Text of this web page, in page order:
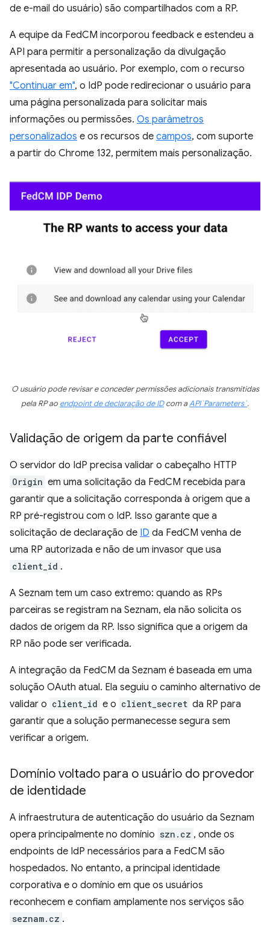
de e-mail do usuário) são compartilhados com a RP.
A equipe da FedCM incorporou feedback e estendeu a
API para permitir a personalização da divulgação
apresentada ao usuário. Por exemplo, com o recurso
"Continuar em", o IdP pode redirecionar o usuário para
uma página personalizada para solicitar mais
informações ou permissões. Os parâmetros
personalizados e os recursos de campos, com suporte
a partir do Chrome 132, permitem mais personalização.
O usuário pode revisar e conceder permissões adicionais transmitidas
pela RP ao endpoint de declaração de IDcom aAPI`Parameters`.
Validação de origem da parte confiável
O servidor do IdP precisa validar o cabeçalho HTTP
Origin em uma solicitação da FedCM recebida para
garantir que a solicitação corresponda à origem que a
RP pré-registrou com o IdP. Isso garante que a
solicitação de declaração de ID da FedCM venha de
uma RP autorizada e não de um invasor que usa
client_id .
A Seznam tem um caso extremo: quando as RPs
parceiras se registram na Seznam, ela não solicita os
dados de origem da RP. Isso significa que a origem da
RP não pode ser verificada.
A integração da FedCM da Seznam é baseada em uma
solução OAuth atual. Ela seguiu o caminho alternativo de
validar o client_id e o client_secret da RP para
garantir que a solução permanecesse segura sem
verificar a origem.
Domínio voltado para o usuário do provedor
de identidade
A infraestrutura de autenticação do usuário da Seznam
opera principalmente no domínio szn.cz , onde os
endpoints de IdP necessários para a FedCM são
hospedados. No entanto, a principal identidade
corporativa e o domínio em que os usuários
reconhecem e confiam amplamente nos serviços são
seznam.cz .